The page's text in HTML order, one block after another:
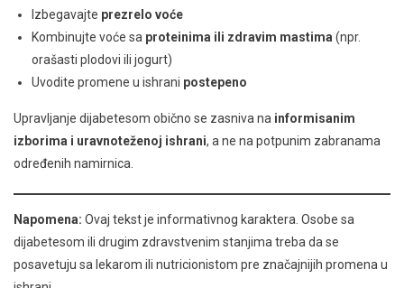
Izbegavajte prezrelo voće
Kombinujte voće sa proteinima ili zdravim mastima (npr.
orašasti plodovi ili jogurt)
Uvodite promene u ishrani postepeno
Upravljanje dijabetesom obično se zasniva na informisanim
izborima i uravnoteženoj ishrani, a ne na potpunim zabranama
određenih namirnica.
Napomena: Ovaj tekst je informativnog karaktera. Osobe sa
dijabetesom ili drugim zdravstvenim stanjima treba da se
posavetuju sa lekarom ili nutricionistom pre značajnijih promena u